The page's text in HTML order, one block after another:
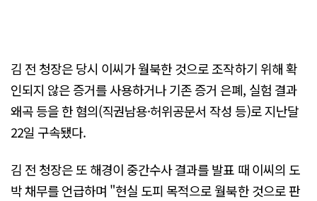
김 전 청장은 당시 이씨가 월북한 것으로 조작하기 위해 확
인되지 않은 증거를 사용하거나 기존 증거 은폐, 실험 결과
왜곡 등을 한 혐의(직권남용·허위공문서 작성 등)로 지난달
22일 구속됐다.
김 전 청장은 또 해경이 중간수사 결과를 발표 때 이씨의 도
박 채무를 언급하며 "현실 도피 목적으로 월북한 것으로 판